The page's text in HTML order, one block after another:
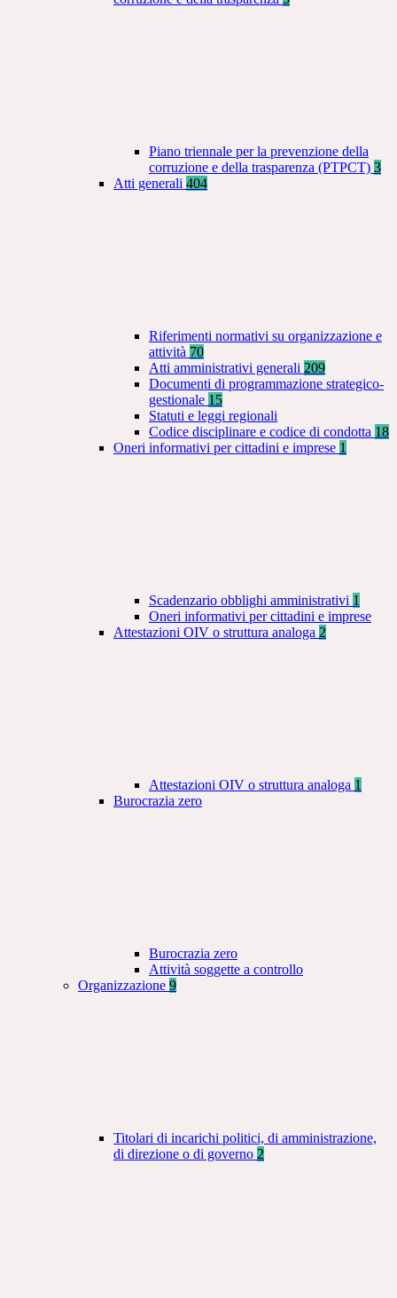
Piano triennale per la prevenzione della
corruzione e della trasparenza (PTPCT) 3
Atti generali 404
Riferimenti normativi su organizzazione e
attività 70
Atti amministrativi generali 209
Documenti di programmazione strategico-
gestionale 15
Statuti e leggi regionali
Codice disciplinare e codice di condotta 18
Oneri informativi per cittadini e imprese 1
Scadenzario obblighi amministrativi 1
Oneri informativi per cittadini e imprese
Attestazioni OIV o struttura analoga 2
Attestazioni OIV o struttura analoga 1
Burocrazia zero
Burocrazia zero
Attività soggette a controllo
Organizzazione 9
Titolari di incarichi politici, di amministrazione,
di direzione o di governo 2